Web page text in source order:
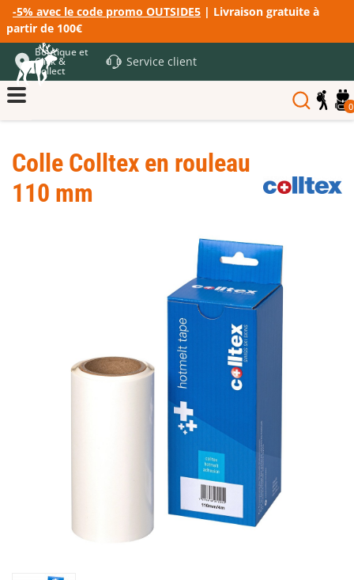
-5% avec le code promo OUTSIDE5 | Livraison gratuite à
partir de 100€
Boutique et
Click &
Collect
Service client
0
Colle Colltex en rouleau
110 mm